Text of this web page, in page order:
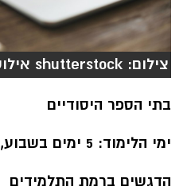
צילום: shutterstock אילוסטרציה
בתי הספר היסודיים
ימי הלימוד: 5 ימים בשבוע, ימים א-ה
הדגשים ברמת התלמידים